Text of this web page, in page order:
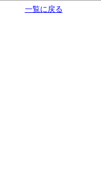
一覧に戻る